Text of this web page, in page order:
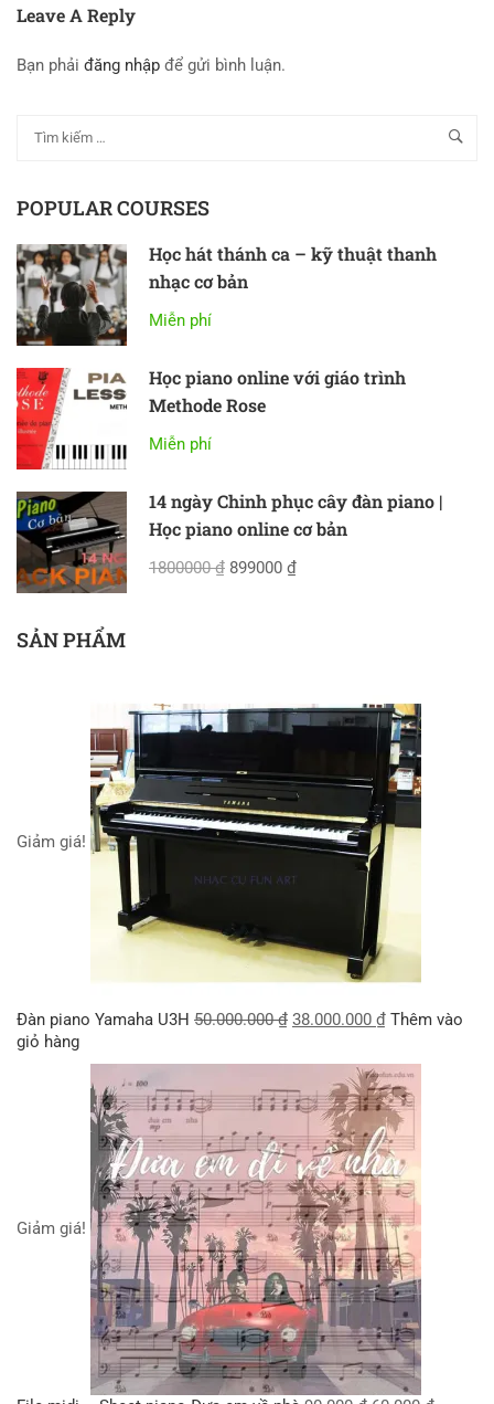
Leave A Reply
Bạn phải đăng nhập để gửi bình luận.
POPULAR COURSES
Học hát thánh ca – kỹ thuật thanh
nhạc cơ bản
Miễn phí
Học piano online với giáo trình
Methode Rose
Miễn phí
14 ngày Chinh phục cây đàn piano |
Học piano online cơ bản
1800000 ₫ 899000 ₫
SẢN PHẨM
Giảm giá!
Đàn piano Yamaha U3H 50.000.000₫ 38.000.000 ₫ Thêm vào
giỏ hàng
Giảm giá!